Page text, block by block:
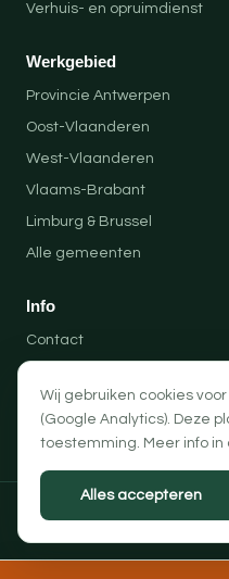
Verhuis- en opruimdienst
Werkgebied
Provincie Antwerpen
Oost-Vlaanderen
West-Vlaanderen
Vlaams-Brabant
Limburg & Brussel
Alle gemeenten
Info
Contact
Privacybeleid
Algemene voorwaarden
Wij gebruiken cookies
(Google Analytics). Deze
toestemming. Meer info in
Alles accepteren